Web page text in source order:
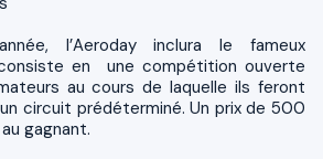
l’Aeroday inclura le fameux
en une compétition ouverte
au cours de laquelle ils feront
circuit prédéterminé. Un prix de 500
gagnant.